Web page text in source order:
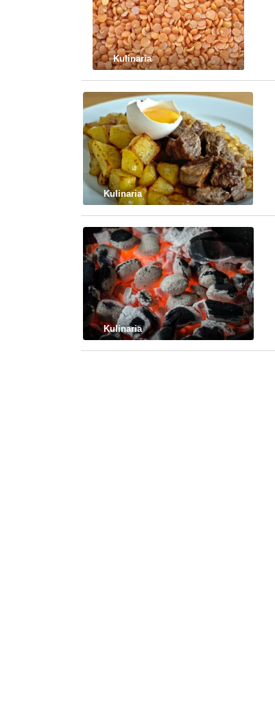
Kulinaria
Kulinaria
Kulinaria